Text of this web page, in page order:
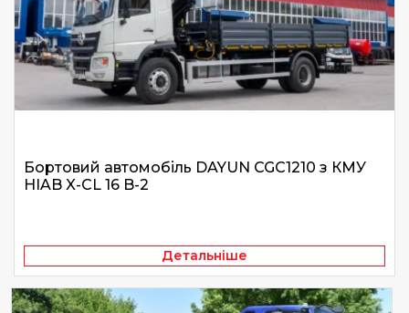
Бортовий автомобіль DAYUN CGC1210 з КМУ
HIAB X-CL 16 B-2
Детальніше